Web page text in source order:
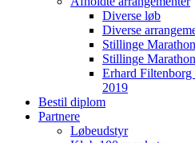
Diverse løb
Diverse
Stillinge
Stillinge
Erhard
2019
Bestil diplom
Partnere
Løbeudstyr